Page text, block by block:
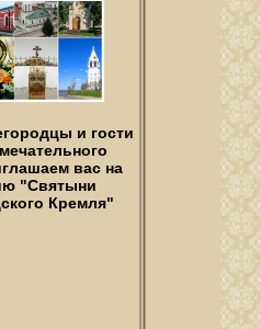
и гости
вас на
"Святыни
Кремля"